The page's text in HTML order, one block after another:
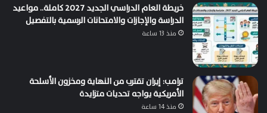
خريطة العام الدراسي الجديد 2027 كاملة.. مواعيد
الدراسة والإجازات والامتحانات الرسمية بالتفصيل
منذ 13 ساعة
ترامب: إيران تقترب من النهاية ومخزون الأسلحة
الأمريكية يواجه تحديات متزايدة
منذ 14 ساعة